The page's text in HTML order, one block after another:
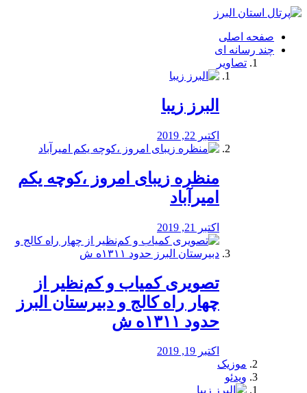
فصد
شرق
تهران
خشکشویی
صفحه اصلی
چند رسانه ای
تصاویر
البرز زیبا
اکتبر 22, 2019
منظره‌‌ زیبای امروز ،کوچه یکم
امیرآباد
اکتبر 21, 2019
️تصویری کمیاب و کم‌نظیر از
چهار راه كالج و دبيرستان البرز
حدود ۱۳۱۱ه ش
اکتبر 19, 2019
موزیک
ویدئو